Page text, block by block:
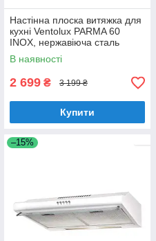
Настінна плоска витяжка для
кухні Ventolux PARMA 60
INOX, нержавіюча сталь
шириною 60 см
В наявності
2 699 ₴ 3 199 ₴
Купити
–15%